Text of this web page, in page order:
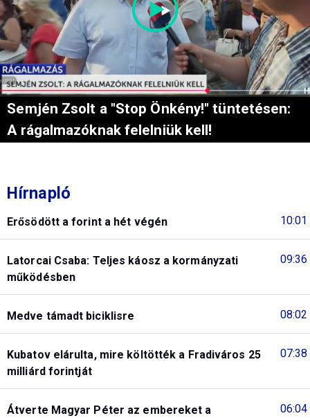
Semjén Zsolt a "Stop Önkény!" tüntetésen:
A rágalmazóknak felelniük kell!
Hírnapló
10:01
Erősödött a forint a hét végén
09:36
Latorcai Csaba: Teljes káosz a kormányzati
működésben
08:02
Medve támadt biciklisre
07:38
Kubatov elárulta, mire költötték a Fradiváros 25
milliárd forintját
06:04
Átverte Magyar Péter az embereket a